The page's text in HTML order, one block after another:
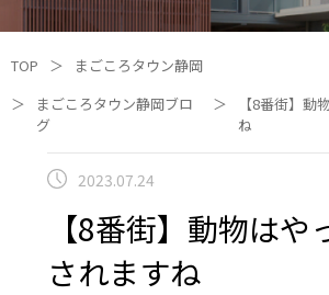
TOP ＞
まごころタウン静岡
＞
まごころタウン静岡ブロ
グ
＞
【8番街】動
ね
2023.07.24
【8番街】動物はや
されますね